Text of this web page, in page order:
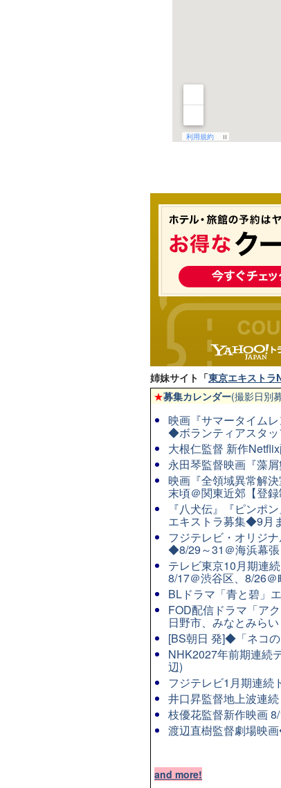
姉妹サイト「東京エキストラ
★募集カレンダー(撮影日別
映画『サマータイム
◆ボランティアスタッ
大根仁監督 新作
永田琴監督映画『藻
映画『全領域異常解
末頃＠関東近郊【登録
『八犬伝』『ピンポ
エキストラ募集◆9月
フジテレビ・オリジ
◆8/29～31＠海浜幕張
テレビ東京10月期連
8/17＠渋谷区、8/26＠
BLドラマ「青と碧」
FOD配信ドラマ「ア
日野市、みなとみらい
[BS朝日 発]◆「ネコ
NHK2027年前期連続
辺)
フジテレビ1月期連
井口昇監督地上波連
枝優花監督新作映画
渡辺直樹監督劇場映
and more!